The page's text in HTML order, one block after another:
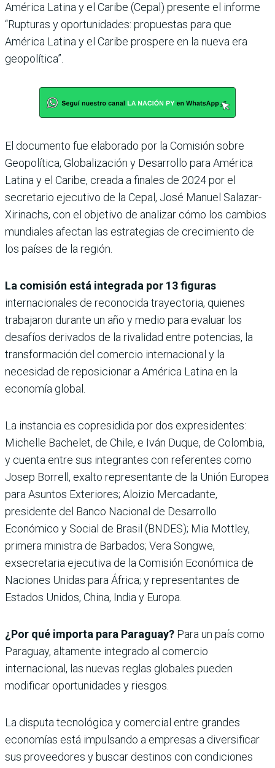
América Latina y el Caribe (Cepal) presente el informe
“Rupturas y oportunidades: propuestas para que
América Latina y el Caribe prospere en la nueva era
geopolítica”.
El documento fue elaborado por la Comisión sobre
Geopolítica, Globalización y Desarrollo para América
Latina y el Caribe, creada a finales de 2024 por el
secretario ejecutivo de la Cepal, José Manuel Salazar-
Xirinachs, con el objetivo de analizar cómo los cambios
mundiales afectan las estrategias de crecimiento de
los países de la región.
La comisión está integrada por 13 figuras
internacionales de reconocida trayectoria, quienes
trabajaron durante un año y medio para evaluar los
desafíos derivados de la rivalidad entre potencias, la
transformación del comercio internacional y la
necesidad de reposicionar a América Latina en la
economía global.
La instancia es copresidida por dos expresidentes:
Michelle Bachelet, de Chile, e Iván Duque, de Colombia,
y cuenta entre sus integrantes con referentes como
Josep Borrell, exalto representante de la Unión Europea
para Asuntos Exteriores; Aloizio Mercadante,
presidente del Banco Nacional de Desarrollo
Económico y Social de Brasil (BNDES); Mia Mottley,
primera ministra de Barbados; Vera Songwe,
exsecretaria ejecutiva de la Comisión Económica de
Naciones Unidas para África; y representantes de
Estados Unidos, China, India y Europa.
¿Por qué importa para Paraguay? Para un país como
Paraguay, altamente integrado al comercio
internacional, las nuevas reglas globales pueden
modificar oportunidades y riesgos.
La disputa tecnológica y comercial entre grandes
economías está impulsando a empresas a diversificar
sus proveedores y buscar destinos con condiciones